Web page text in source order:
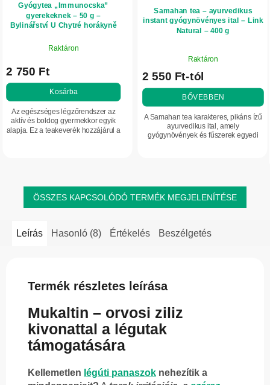
Gyógytea „Immunocska”
gyerekeknek – 50 g –
Bylinářství U Chytré horákyně
Raktáron
2 750 Ft
Kosárba
Az egészséges légzőrendszer az
aktív és boldog gyermekkor egyik
alapja. Ez a teakeverék hozzájárul a
Samahan tea – ayurvedikus
instant gyógynövényes ital – Link
Natural – 400 g
átlagos
értékelése
5-
ből
csillag.
Raktáron
2 550 Ft-tól
BŐVEBBEN
A Samahan tea karakteres, pikáns ízű
ayurvedikus ital, amely
gyógynövények és fűszerek egyedi
ÖSSZES KAPCSOLÓDÓ TERMÉK MEGJELENÍTÉSE
Leírás Hasonló (8) Értékelés Beszélgetés
Termék részletes leírása
Mukaltin – orvosi ziliz
kivonattal a légutak
támogatására
Kellemetlen légúti panaszok nehezítik a